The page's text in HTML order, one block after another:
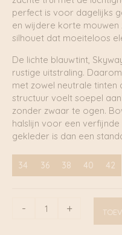
perfect is voor dagelijks
en wijdere korte
silhouet dat moeiteloos
De lichte blauwtint,
rustige uitstraling.
met zowel neutrale tinten
structuur voelt soepel
zonder zwaar te ogen.
halslijn voor een
gekleder is dan een
34 36 38 40 42
- +